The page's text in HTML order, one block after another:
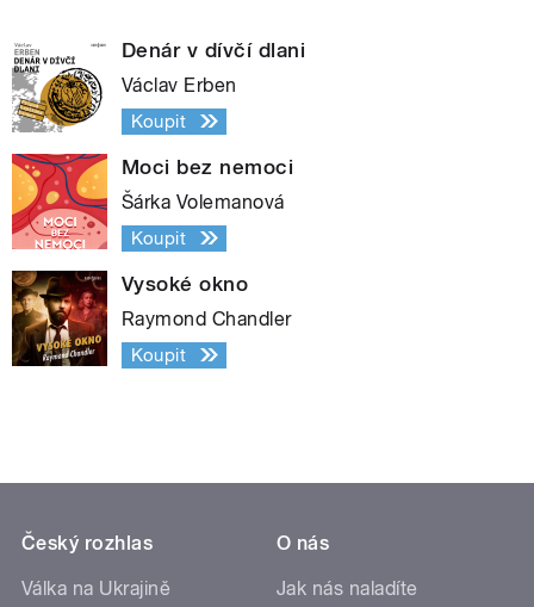
Denár v dívčí dlani
Václav Erben
Koupit
Moci bez nemoci
Šárka Volemanová
Koupit
Vysoké okno
Raymond Chandler
Koupit
Český rozhlas
Válka na Ukrajině
O nás
Jak nás naladíte